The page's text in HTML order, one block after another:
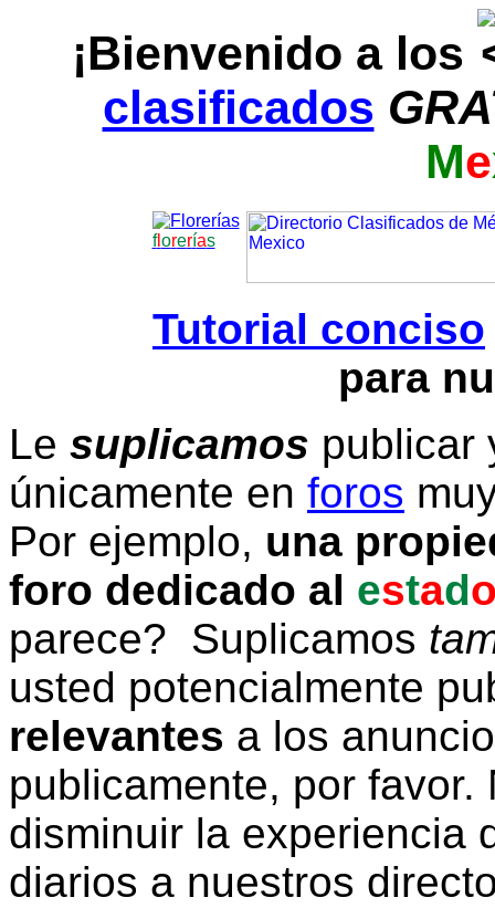
¡Bienvenido a los
clasificados
Me
florerías
Tutorial conciso
para
Le suplicamos publicar
únicamente en foros
Por ejemplo, una
foro dedicado al estad
parece? Suplicamos
usted potencialmente
relevantes a los
publicamente, por
disminuir la experiencia
diarios a nuestros